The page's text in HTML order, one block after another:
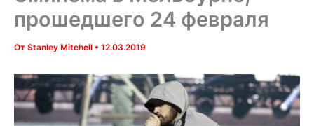
прошедшего 24 февраля
От Stanley Mitchell • 12.03.2019